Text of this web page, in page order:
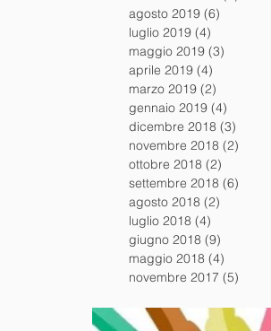
agosto 2019 (6)
luglio 2019 (4)
maggio 2019 (3)
aprile 2019 (4)
marzo 2019 (2)
gennaio 2019 (4)
dicembre 2018 (3)
novembre 2018 (2)
ottobre 2018 (2)
settembre 2018 (6)
agosto 2018 (2)
luglio 2018 (4)
giugno 2018 (9)
maggio 2018 (4)
novembre 2017 (5)